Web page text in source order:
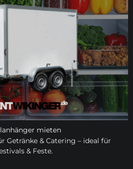
mieten
Getränke & Catering – ideal für
& Feste.